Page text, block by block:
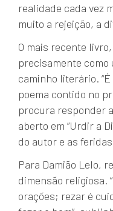
realidade cada vez
muito a rejeição, a
O mais recente
precisamente
caminho literário.
poema contido no
procura responder
aberto em “Urdir a
do autor e as
Para Damião Lelo,
dimensão religiosa.
orações; rezar é